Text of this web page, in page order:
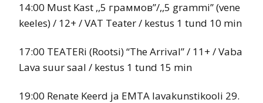
14:00 Must Kast ,,5 граммов’’/,,5 grammi’’ (vene
keeles) / 12+ / VAT Teater / kestus 1 tund 10 min
17:00 TEATERi (Rootsi) “The Arrival” / 11+ / Vaba
Lava suur saal / kestus 1 tund 15 min
19:00 Renate Keerd ja EMTA lavakunstikooli 29.